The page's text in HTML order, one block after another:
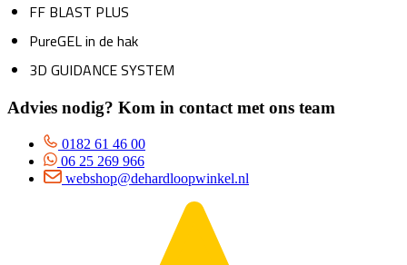
FF BLAST PLUS
PureGEL in de hak
3D GUIDANCE SYSTEM
Advies nodig? Kom in contact met ons team
0182 61 46 00
06 25 269 966
webshop@dehardloopwinkel.nl